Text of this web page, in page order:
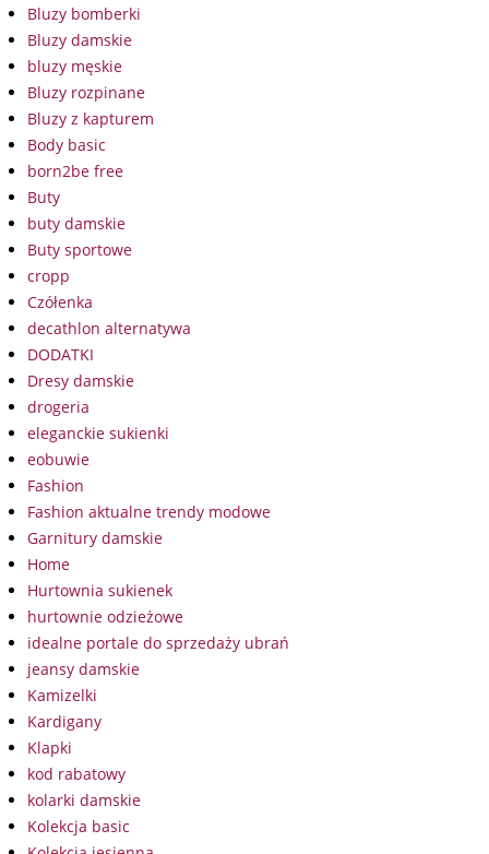
Bluzy bomberki
Bluzy damskie
bluzy męskie
Bluzy rozpinane
Bluzy z kapturem
Body basic
born2be free
Buty
buty damskie
Buty sportowe
cropp
Czółenka
decathlon alternatywa
DODATKI
Dresy damskie
drogeria
eleganckie sukienki
eobuwie
Fashion
Fashion aktualne trendy modowe
Garnitury damskie
Home
Hurtownia sukienek
hurtownie odzieżowe
idealne portale do sprzedaży ubrań
jeansy damskie
Kamizelki
Kardigany
Klapki
kod rabatowy
kolarki damskie
Kolekcja basic